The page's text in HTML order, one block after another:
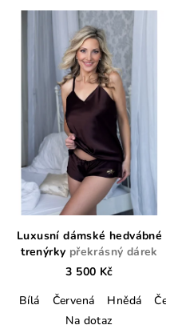
Luxusní dámské hedvábné
trenýrky překrásný dárek
3 500 Kč
Bílá
Červená Hnědá Černá
Na dotaz